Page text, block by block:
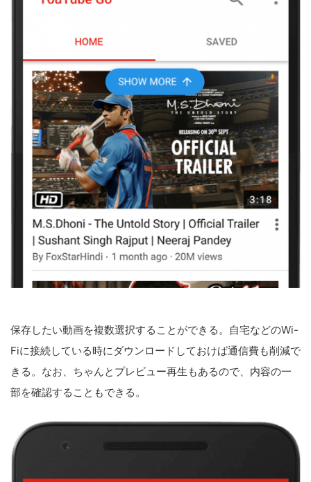
保存したい動画を複数選択することができる。自宅などのWi-
Fiに接続している時にダウンロードしておけば通信費も削減で
きる。なお、ちゃんとプレビュー再生もあるので、内容の一
部を確認することもできる。